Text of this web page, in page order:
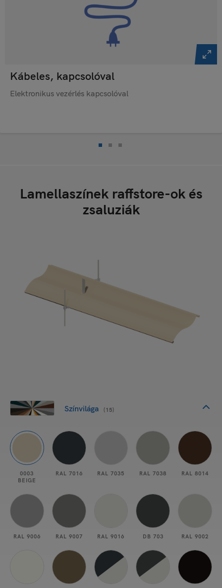
Kábeles, kapcsolóval
Elektronikus vezérlés kapcsolóval
Lamellaszínek raffstore-ok és
zsaluziák
Színvilága (15)
0003
BEIGE
RAL 7016 RAL 7035 RAL 7038 RAL 8014
RAL 9006 RAL 9007 RAL 9016 DB 703 RAL 9002